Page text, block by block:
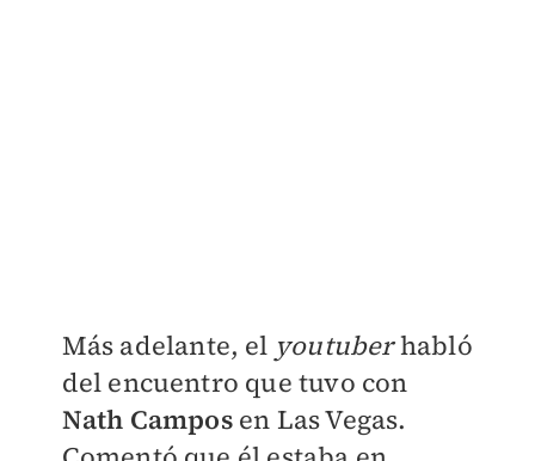
Más adelante, el youtuberhabló
del encuentro que tuvo con
Nath Camposen Las Vegas.